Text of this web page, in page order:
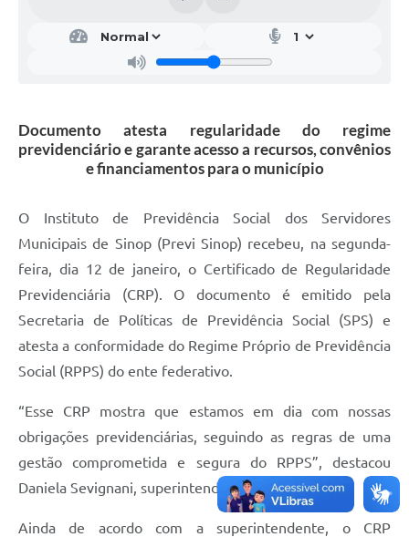
Documento atesta regularidade do regime
previdenciário e garante acesso a recursos, convênios
e financiamentos para o município
O Instituto de Previdência Social dos Servidores
Municipais de Sinop (Previ Sinop) recebeu, na segunda-
feira, dia 12 de janeiro, o Certificado de Regularidade
Previdenciária (CRP). O documento é emitido pela
Secretaria de Políticas de Previdência Social (SPS) e
atesta a conformidade do Regime Próprio de Previdência
Social (RPPS) do ente federativo.
“Esse CRP mostra que estamos em dia com nossas
obrigações previdenciárias, seguindo as regras de uma
gestão comprometida e segura do RPPS”, destacou
Daniela Sevignani, superintendente do Previ Sinop.
Ainda de acordo com a superintendente, o CRP